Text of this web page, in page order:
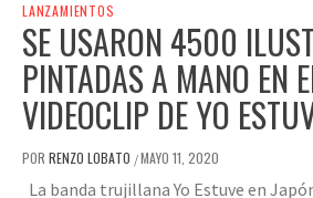
LANZAMIENTOS
SE USARON 4500
PINTADAS A MANO EN
VIDEOCLIP DE YO
POR RENZO LOBATO /MAYO 11, 2020
La banda trujillana Yo Estuve en